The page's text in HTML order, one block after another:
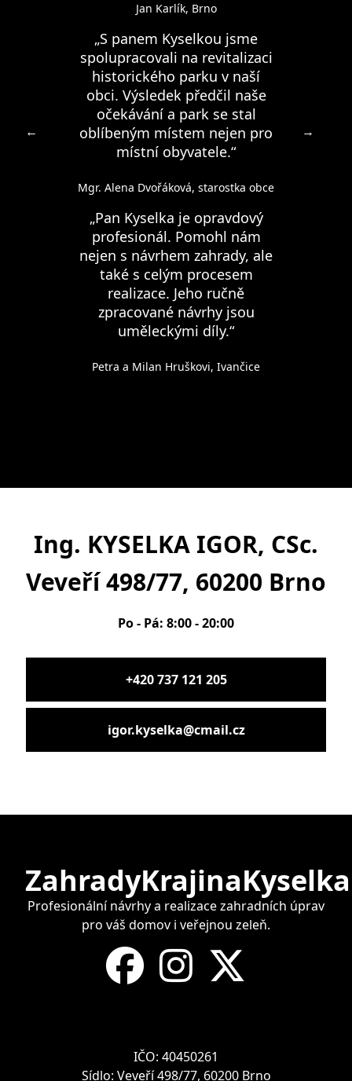
Jan Karlík, Brno
„S panem Kyselkou jsme
spolupracovali na revitalizaci
historického parku v naší
obci. Výsledek předčil naše
očekávání a park se stal
oblíbeným místem nejen pro
místní obyvatele.“
Mgr. Alena Dvořáková, starostka obce
„Pan Kyselka je opravdový
profesionál. Pomohl nám
nejen s návrhem zahrady, ale
také s celým procesem
realizace. Jeho ručně
zpracované návrhy jsou
uměleckými díly.“
Petra a Milan Hruškovi, Ivančice
← →
Ing. KYSELKA IGOR, CSc.
Veveří 498/77, 60200 Brno
Po - Pá: 8:00 - 20:00
+420 737 121 205
igor.kyselka@cmail.cz
Profesionální návrhy a realizace zahradních úprav
pro váš domov i veřejnou zeleň.
IČO: 40450261
Sídlo: Veveří 498/77, 60200 Brno